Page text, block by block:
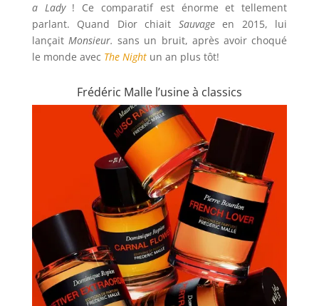
a Lady! Ce comparatif est énorme et tellement
parlant. Quand Dior chiait Sauvageen 2015, lui
lançait Monsieur. sans un bruit, après avoir choqué
le monde avec The Nightun an plus tôt!
Frédéric Malle l’usine à classics